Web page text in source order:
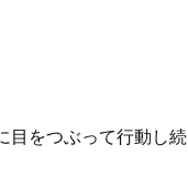
目をつぶって行動し続